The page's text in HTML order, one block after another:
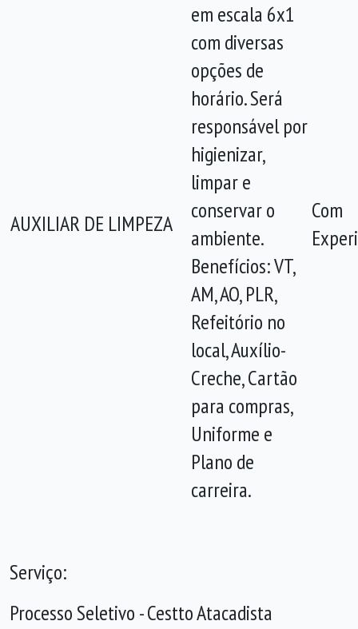
AUXILIAR DE LIMPEZA
em escala 6x1
com diversas
opções de
horário. Será
responsável por
higienizar,
limpar e
conservar o
ambiente.
Benefícios: VT,
AM, AO, PLR,
Refeitório no
local, Auxílio-
Creche, Cartão
para compras,
Uniforme e
Plano de
carreira.
Com
Serviço:
Processo Seletivo - Cestto Atacadista